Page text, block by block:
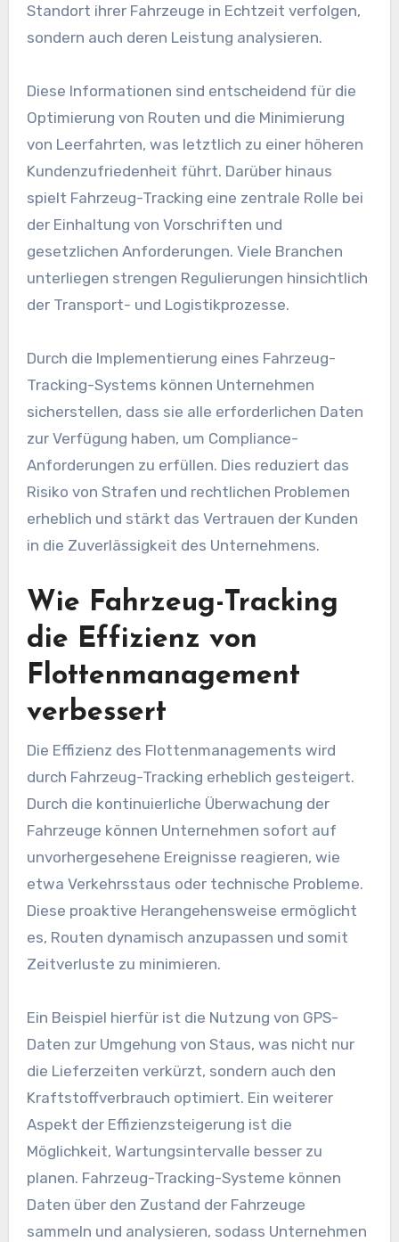
Standort ihrer Fahrzeuge in Echtzeit verfolgen,
sondern auch deren Leistung analysieren.
Diese Informationen sind entscheidend für die
Optimierung von Routen und die Minimierung
von Leerfahrten, was letztlich zu einer höheren
Kundenzufriedenheit führt. Darüber hinaus
spielt Fahrzeug-Tracking eine zentrale Rolle bei
der Einhaltung von Vorschriften und
gesetzlichen Anforderungen. Viele Branchen
unterliegen strengen Regulierungen hinsichtlich
der Transport- und Logistikprozesse.
Durch die Implementierung eines Fahrzeug-
Tracking-Systems können Unternehmen
sicherstellen, dass sie alle erforderlichen Daten
zur Verfügung haben, um Compliance-
Anforderungen zu erfüllen. Dies reduziert das
Risiko von Strafen und rechtlichen Problemen
erheblich und stärkt das Vertrauen der Kunden
in die Zuverlässigkeit des Unternehmens.
Wie Fahrzeug-Tracking
die Effizienz von
Flottenmanagement
verbessert
Die Effizienz des Flottenmanagements wird
durch Fahrzeug-Tracking erheblich gesteigert.
Durch die kontinuierliche Überwachung der
Fahrzeuge können Unternehmen sofort auf
unvorhergesehene Ereignisse reagieren, wie
etwa Verkehrsstaus oder technische Probleme.
Diese proaktive Herangehensweise ermöglicht
es, Routen dynamisch anzupassen und somit
Zeitverluste zu minimieren.
Ein Beispiel hierfür ist die Nutzung von GPS-
Daten zur Umgehung von Staus, was nicht nur
die Lieferzeiten verkürzt, sondern auch den
Kraftstoffverbrauch optimiert. Ein weiterer
Aspekt der Effizienzsteigerung ist die
Möglichkeit, Wartungsintervalle besser zu
planen. Fahrzeug-Tracking-Systeme können
Daten über den Zustand der Fahrzeuge
sammeln und analysieren, sodass Unternehmen